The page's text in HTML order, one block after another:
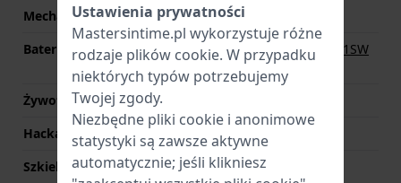
Mechanizm
Kwarcowy
Bateria
Renata R364 364 / SR621SW
Bateria
Żywotność baterii
Hackable
Tak
Szkieletowy
Nie
Ustawienia prywatności
Mastersintime.pl wykorzystuje różne
rodzaje plików cookie. W przypadku
niektórych typów potrzebujemy
Twojej zgody.
Niezbędne pliki cookie i anonimowe
statystyki są zawsze aktywne
automatycznie; jeśli klikniesz